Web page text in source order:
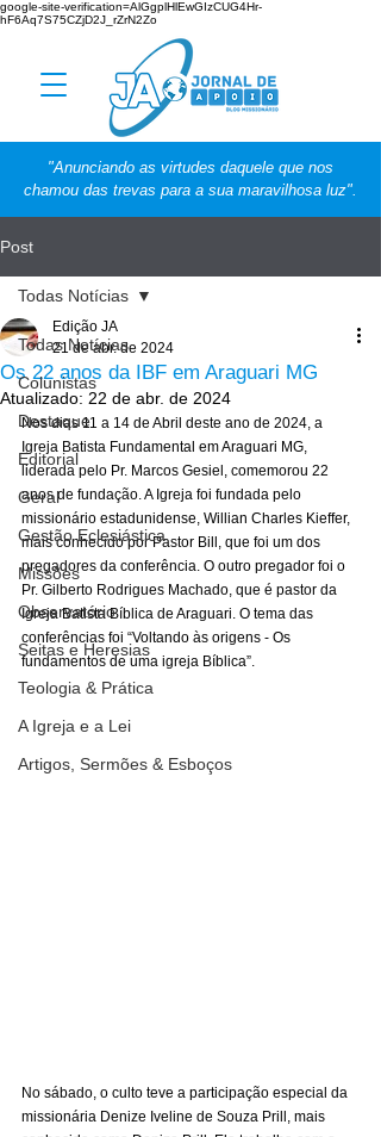
google-site-verification=AlGgplHlEwGIzCUG4Hr-
hF6Aq7S75CZjD2J_rZrN2Zo
"Anunciando as virtudes daquele que nos
chamou das trevas para a sua maravilhosa luz".
Post
Todas Notícias
Colunistas
Destaque
Editorial
Geral
Gestão Eclesiástica
Missões
Observatório
Seitas e Heresias
Teologia & Prática
A Igreja e a Lei
Artigos, Sermões & Esboços
Todas Notícias
Os 22 anos da IBF em Araguari MG
Edição JA
21 de abr. de 2024
Atualizado: 22 de abr. de 2024
Nos dias 11 a 14 de Abril deste ano de 2024, a
Igreja Batista Fundamental em Araguari MG,
liderada pelo Pr. Marcos Gesiel, comemorou 22
anos de fundação. A Igreja foi fundada pelo
missionário estadunidense, Willian Charles Kieffer,
mais conhecido por Pastor Bill, que foi um dos
pregadores da conferência. O outro pregador foi o
Pr. Gilberto Rodrigues Machado, que é pastor da
Igreja Batista Bíblica de Araguari. O tema das
conferências foi “Voltando às origens - Os
fundamentos de uma igreja Bíblica”.
No sábado, o culto teve a participação especial da
missionária Denize Iveline de Souza Prill, mais